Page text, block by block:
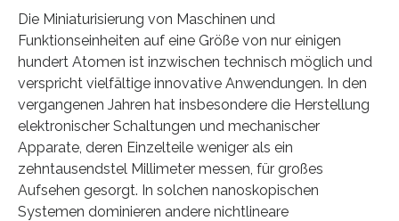
Die Miniaturisierung von Maschinen und
Funktionseinheiten auf eine Größe von nur einigen
hundert Atomen ist inzwischen technisch möglich und
verspricht vielfältige innovative Anwendungen. In den
vergangenen Jahren hat insbesondere die Herstellung
elektronischer Schaltungen und mechanischer
Apparate, deren Einzelteile weniger als ein
zehntausendstel Millimeter messen, für großes
Aufsehen gesorgt. In solchen nanoskopischen
Systemen dominieren andere nichtlineare